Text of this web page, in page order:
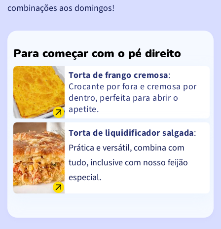
combinações aos domingos!
Para começar com o pé direito
Torta de frango cremosa:
Crocante por fora e cremosa por
dentro, perfeita para abrir o
apetite.
Torta de liquidificador salgada:
Prática e versátil, combina com
tudo, inclusive com nosso feijão
especial.